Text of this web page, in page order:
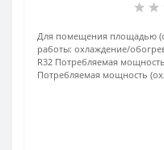
Для помещения площадью
работы: охлаждение/
R32 Потребляемая мощность
Потребляемая мощность